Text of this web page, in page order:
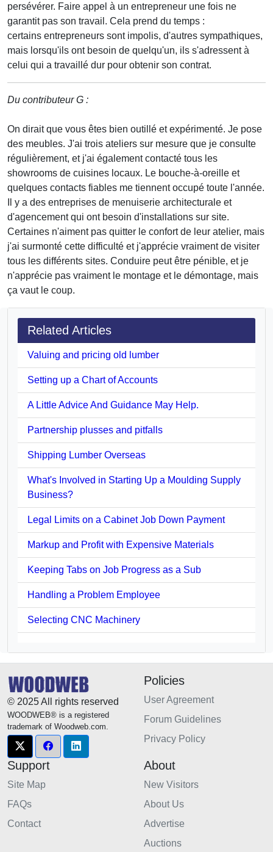
persévérer. Faire appel à un entrepreneur une fois ne
garantit pas son travail. Cela prend du temps :
certains entrepreneurs sont impolis, d'autres sympathiques,
mais lorsqu'ils ont besoin de quelqu'un, ils s'adressent à
celui qui a travaillé dur pour obtenir son contrat.
Du contributeur G :
On dirait que vous êtes bien outillé et expérimenté. Je pose
des meubles. J'ai trois ateliers sur mesure que je consulte
régulièrement, et j'ai également contacté tous les
showrooms de cuisines locaux. Le bouche-à-oreille et
quelques contacts fiables me tiennent occupé toute l'année.
Il y a des entreprises de menuiserie architecturale et
d'agencement qui ont besoin d'installations sur site.
Certaines n'aiment pas quitter le confort de leur atelier, mais
j'ai surmonté cette difficulté et j'apprécie vraiment de visiter
tous les différents sites. Conduire peut être pénible, et je
n'apprécie pas vraiment le montage et le démontage, mais
ça vaut le coup.
Related Articles
Valuing and pricing old lumber
Setting up a Chart of Accounts
A Little Advice And Guidance May Help.
Partnership plusses and pitfalls
Shipping Lumber Overseas
What's Involved in Starting Up a Moulding Supply
Business?
Legal Limits on a Cabinet Job Down Payment
Markup and Profit with Expensive Materials
Keeping Tabs on Job Progress as a Sub
Handling a Problem Employee
Selecting CNC Machinery
© 2025 All rights reserved
WOODWEB® is a registered
trademark of Woodweb.com.
Policies
User Agreement
Forum Guidelines
Privacy Policy
Support
Site Map
FAQs
Contact
About
New Visitors
About Us
Advertise
Auctions